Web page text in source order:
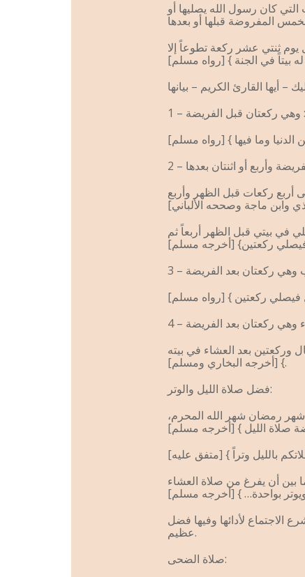
كان رسول الله يصليها أو
ثنتي عشر ركعة تطوعاً إلا
ركعات قبل الظهر وأربع
في بيتي قبل الظهر أربعاً ثم
بعد العشاء في بيته
} [أخرجه البخاري ومسلم].
فضل صلاة الليل والوتر:
رمضان شهر الله المحرم،
أن يفرغ من صلاة العشاء
الاجتماع لأدائها وفيها فضل
عظيم.
صلاة الضحى: